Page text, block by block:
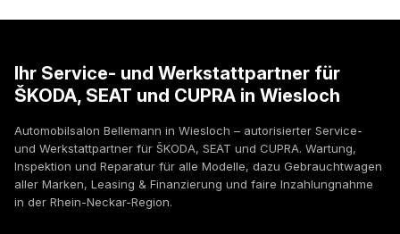
Ihr Service- und Werkstattpartner für
ŠKODA, SEAT und CUPRA in Wiesloch
Automobilsalon Bellemann in Wiesloch – autorisierter Service-
und Werkstattpartner für ŠKODA, SEAT und CUPRA. Wartung,
Inspektion und Reparatur für alle Modelle, dazu Gebrauchtwagen
aller Marken, Leasing & Finanzierung und faire Inzahlungnahme
in der Rhein-Neckar-Region.